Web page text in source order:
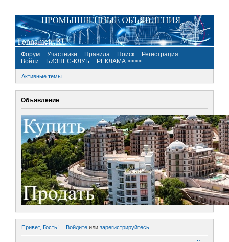
Форум Участники Правила Поиск
Регистрация
Войти
БИЗНЕС-КЛУБ РЕКЛАМА >>>>
Активные темы
Объявление
Привет, Гость! Войдите или зарегистрируйтесь